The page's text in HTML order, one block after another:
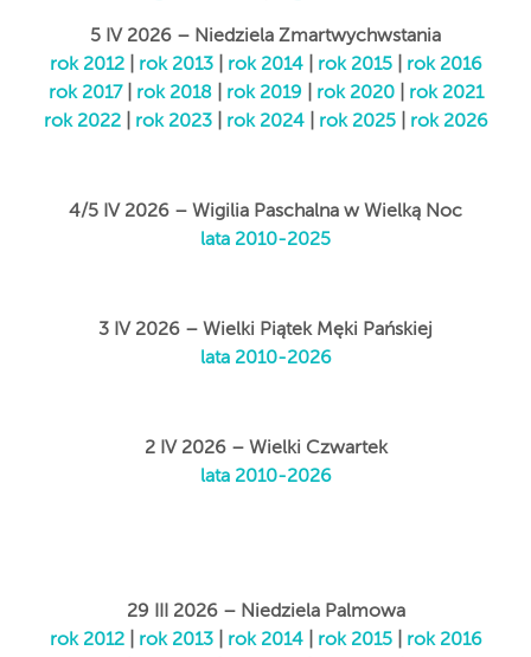
5 IV 2026 – Niedziela Zmartwychwstania
rok 2012| rok 2013| rok 2014| rok 2015| rok 2016
rok 2017| rok 2018| rok 2019| rok 2020| rok 2021
rok 2022| rok 2023| rok 2024| rok 2025| rok 2026
4/5 IV 2026 – Wigilia Paschalna w Wielką Noc
lata 2010-2025
3 IV 2026 – Wielki Piątek Męki Pańskiej
lata 2010-2026
2 IV 2026 – Wielki Czwartek
lata 2010-2026
29 III 2026 – Niedziela Palmowa
rok 2012| rok 2013| rok 2014| rok 2015| rok 2016